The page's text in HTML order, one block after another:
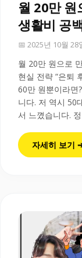
월 20만 원
생활비 공
📅 2025년 10월 28
월 20만 원으로
현실 전략 “은퇴
60만 원뿐이라면
니다. 저 역시 50
서 느꼈습니다.
자세히 보기